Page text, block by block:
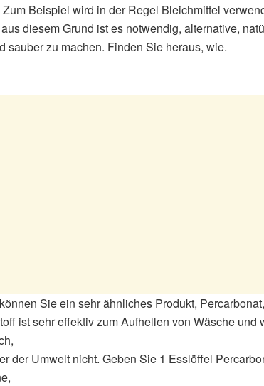
Beispiel wird in der Regel Bleichmittel
diesem Grund ist es notwendig, alternative,
sauber zu machen. Finden Sie heraus, wie.
Sie ein sehr ähnliches Produkt,
ist sehr effektiv zum Aufhellen von Wäsche
der Umwelt nicht. Geben Sie 1 Esslöffel